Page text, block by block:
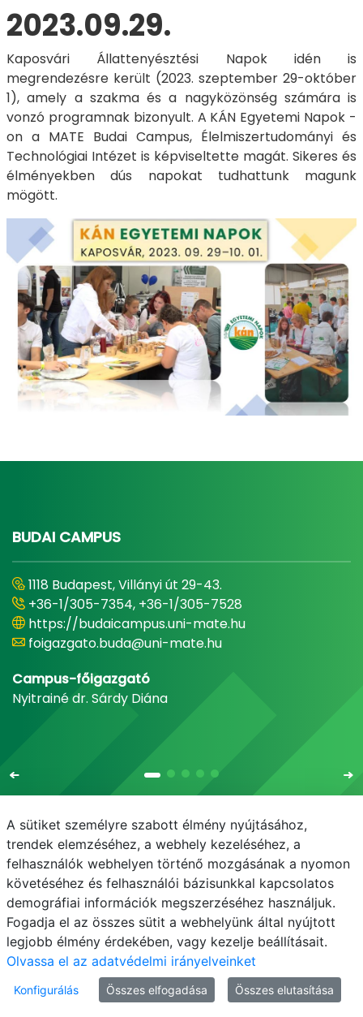
2023.09.29.
Kaposvári Állattenyésztési Napok idén is
megrendezésre került (2023. szeptember 29-október
1), amely a szakma és a nagyközönség számára is
vonzó programnak bizonyult. A KÁN Egyetemi Napok -
on a MATE Budai Campus, Élelmiszertudományi és
Technológiai Intézet is képviseltette magát. Sikeres és
élményekben dús napokat tudhattunk magunk
mögött.
BUDAI CAMPUS
1118 Budapest, Villányi út 29-43.
+36-1/305-7354, +36-1/305-7528
https://budaicampus.uni-mate.hu
foigazgato.buda@uni-mate.hu
Campus-főigazgató
Nyitrainé dr. Sárdy Diána
E-mail Telefonkönyv NEPTUN
E-learning
Adatvédelem
© MATE 2021
A sütiket személyre szabott élmény nyújtásához,
trendek elemzéséhez, a webhely kezeléséhez, a
felhasználók webhelyen történő mozgásának a nyomon
követéséhez és felhasználói bázisunkkal kapcsolatos
demográfiai információk megszerzéséhez használjuk.
Fogadja el az összes sütit a webhelyünk által nyújtott
legjobb élmény érdekében, vagy kezelje beállításait.
Olvassa el az adatvédelmi irányelveinket
Konfigurálás Összes elfogadása Összes elutasítása